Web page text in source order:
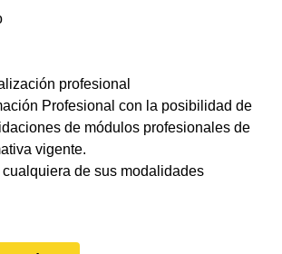
profesional
Profesional con la posibilidad de
de módulos profesionales de
vigente.
de sus modalidades